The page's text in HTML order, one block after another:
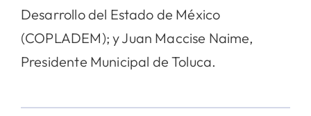
Desarrollo del Estado de México
(COPLADEM); y Juan Maccise Naime,
Presidente Municipal de Toluca.